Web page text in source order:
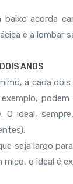
baixo acorda
e a lombar
ANOS
a cada
ideal,
seja largo
o ideal é